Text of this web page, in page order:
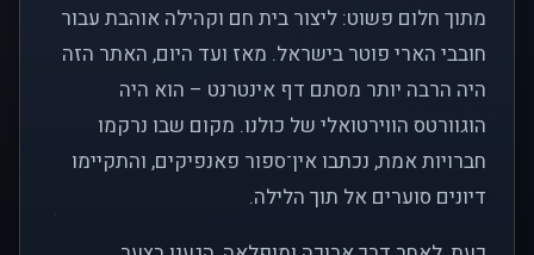
מתוך חלום פשוט: ליצור בית חם וקהילה אוהבת עבור
חובבי הארי פוטר בישראל. מאז ועד היום, האתר הזה
היה הרבה יותר מסתם דף אינטרנט – הוא היה
הוגוורטס הווירטואלי של כולנו. מקום שבו נרקמו
חברויות אמת, נכתבו אין־ספור פאנפיקים, והתקיימו
דיונים סוערים אל תוך הלילה.